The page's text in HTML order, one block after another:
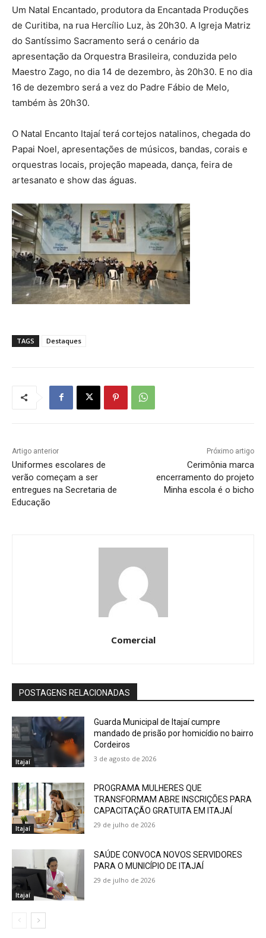
Um Natal Encantado, produtora da Encantada Produções
de Curitiba, na rua Hercílio Luz, às 20h30. A Igreja Matriz
do Santíssimo Sacramento será o cenário da
apresentação da Orquestra Brasileira, conduzida pelo
Maestro Zago, no dia 14 de dezembro, às 20h30. E no dia
16 de dezembro será a vez do Padre Fábio de Melo,
também às 20h30.
O Natal Encanto Itajaí terá cortejos natalinos, chegada do
Papai Noel, apresentações de músicos, bandas, corais e
orquestras locais, projeção mapeada, dança, feira de
artesanato e show das águas.
TAGS Destaques
Artigo anterior
Uniformes escolares de
verão começam a ser
entregues na Secretaria de
Educação
Próximo artigo
Cerimônia marca
encerramento do projeto
Minha escola é o bicho
Comercial
POSTAGENS RELACIONADAS
Itajaí
Guarda Municipal de Itajaí cumpre
mandado de prisão por homicídio no bairro
Cordeiros
3 de agosto de 2026
Itajaí
PROGRAMA MULHERES QUE
TRANSFORMAM ABRE INSCRIÇÕES PARA
CAPACITAÇÃO GRATUITA EM ITAJAÍ
29 de julho de 2026
Itajaí
SAÚDE CONVOCA NOVOS SERVIDORES
PARA O MUNICÍPIO DE ITAJAÍ
29 de julho de 2026